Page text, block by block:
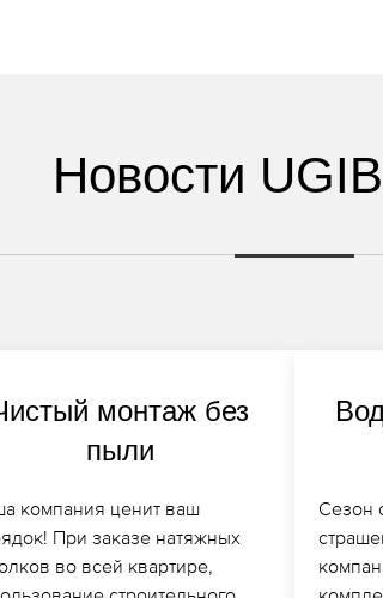
Новости
монтаж без
пыли
компания ценит ваш
При заказе натяжных
во всей квартире,
Сезон